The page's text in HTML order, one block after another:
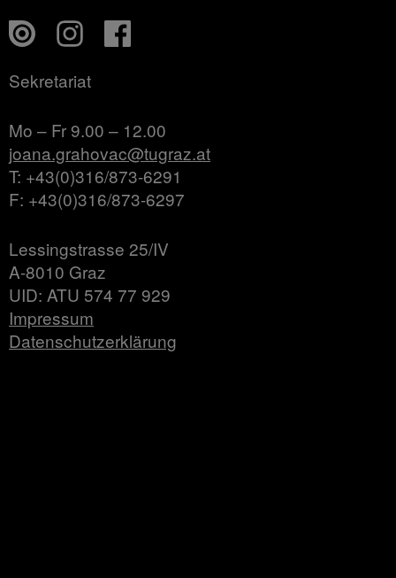
Sekretariat
Mo – Fr 9.00 – 12.00
joana.grahovac@tugraz.at
T: +43(0)316/873-6291
F: +43(0)316/873-6297
Lessingstrasse 25/IV
A-8010 Graz
UID: ATU 574 77 929
Impressum
Datenschutzerklärung